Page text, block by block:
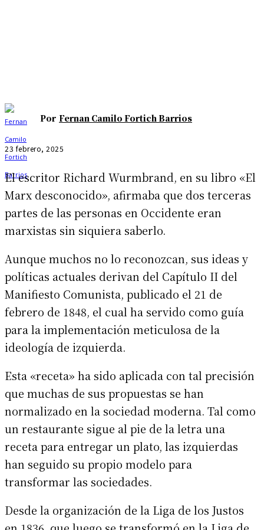
Por Fernan Camilo Fortich Barrios
23 febrero, 2025
El escritor Richard Wurmbrand, en su libro «El
Marx desconocido», afirmaba que dos terceras
partes de las personas en Occidente eran
marxistas sin siquiera saberlo.
Aunque muchos no lo reconozcan, sus ideas y
políticas actuales derivan del Capítulo II del
Manifiesto Comunista, publicado el 21 de
febrero de 1848, el cual ha servido como guía
para la implementación meticulosa de la
ideología de izquierda.
Esta «receta» ha sido aplicada con tal precisión
que muchas de sus propuestas se han
normalizado en la sociedad moderna. Tal como
un restaurante sigue al pie de la letra una
receta para entregar un plato, las izquierdas
han seguido su propio modelo para
transformar las sociedades.
Desde la organización de la Liga de los Justos